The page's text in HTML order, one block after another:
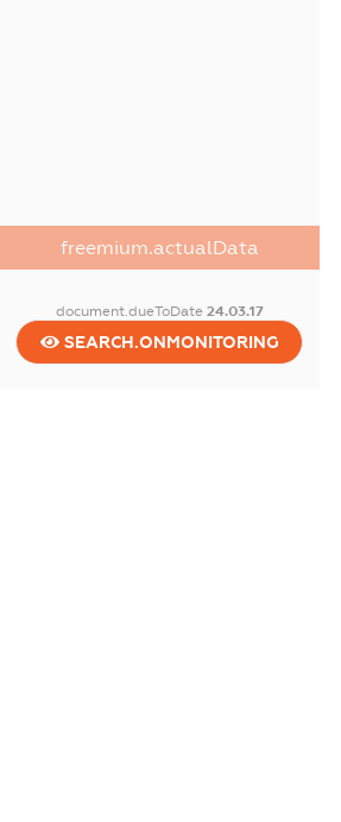
freemium.actualData
document.dueToDate 24.03.17
SEARCH.ONMONITORING